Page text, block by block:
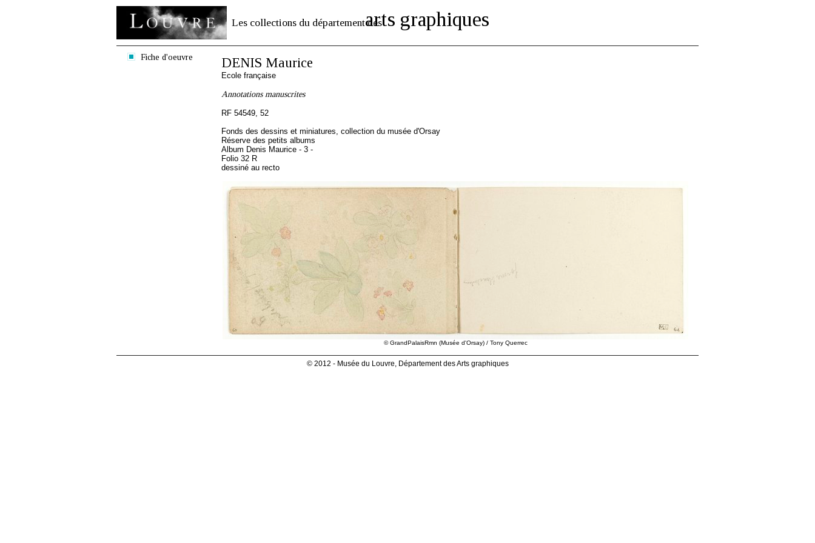
Les collections du département desarts graphiques
Fiche d'oeuvre DENIS Maurice
Ecole française
Annotations manuscrites
RF 54549, 52
Fonds des dessins et miniatures, collection du musée d'Orsay
Réserve des petits albums
Album Denis Maurice - 3 -
Folio 32 R
dessiné au recto
© GrandPalaisRmn (Musée d'Orsay) / Tony Querrec
© 2012 - Musée du Louvre, Département des Arts graphiques